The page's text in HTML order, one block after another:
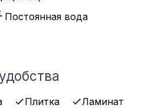
Постоянная вода
Плитка
Ламинат